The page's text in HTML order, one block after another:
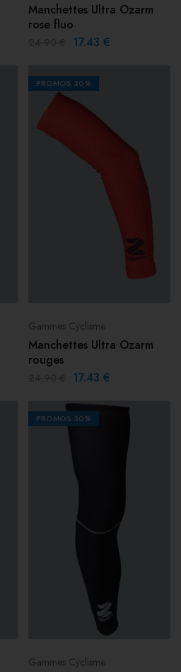
Manchettes Ultra Ozarm
rose fluo
17.43 €
PROMOS 30%
Gammes Cyclisme
Manchettes Ultra Ozarm
rouges
17.43 €
PROMOS 30%
Gammes Cyclisme